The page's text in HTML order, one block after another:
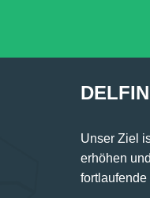
DELFIN
Unser Ziel
erhöhen
fortlaufende